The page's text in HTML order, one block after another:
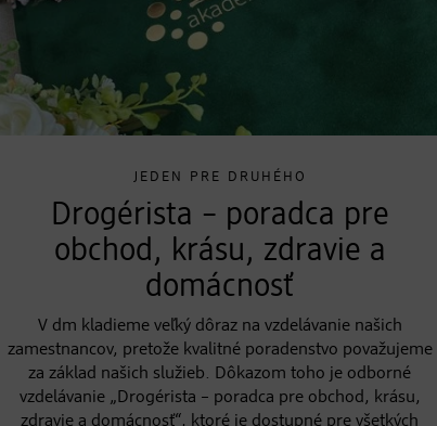
JEDEN PRE DRUHÉHO
Drogérista – poradca pre
obchod, krásu, zdravie a
domácnosť
V dm kladieme veľký dôraz na vzdelávanie našich
zamestnancov, pretože kvalitné poradenstvo považujeme
za základ našich služieb. Dôkazom toho je odborné
vzdelávanie „Drogérista – poradca pre obchod, krásu,
zdravie a domácnosť“, ktoré je dostupné pre všetkých